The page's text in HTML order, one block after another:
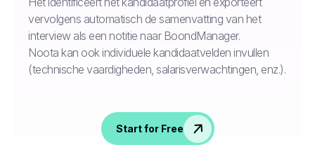
vervolgens automatisch de samenvatting van het
interview als een notitie naar BoondManager.
Noota kan ook individuele kandidaatvelden invullen
(technische vaardigheden, salarisverwachtingen, enz.).
Start for Free